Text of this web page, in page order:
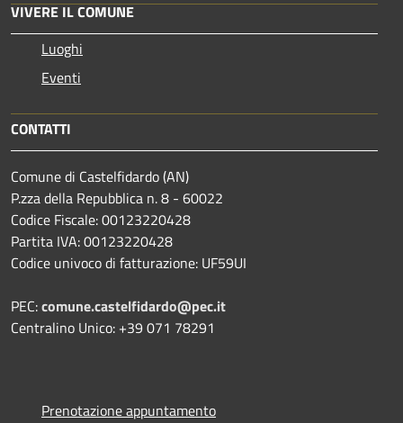
VIVERE IL COMUNE
Luoghi
Eventi
CONTATTI
Comune di Castelfidardo (AN)
P.zza della Repubblica n. 8 - 60022
Codice Fiscale: 00123220428
Partita IVA: 00123220428
Codice univoco di fatturazione: UF59UI
PEC:comune.castelfidardo@pec.it
Centralino Unico: +39 071 78291
Prenotazione appuntamento